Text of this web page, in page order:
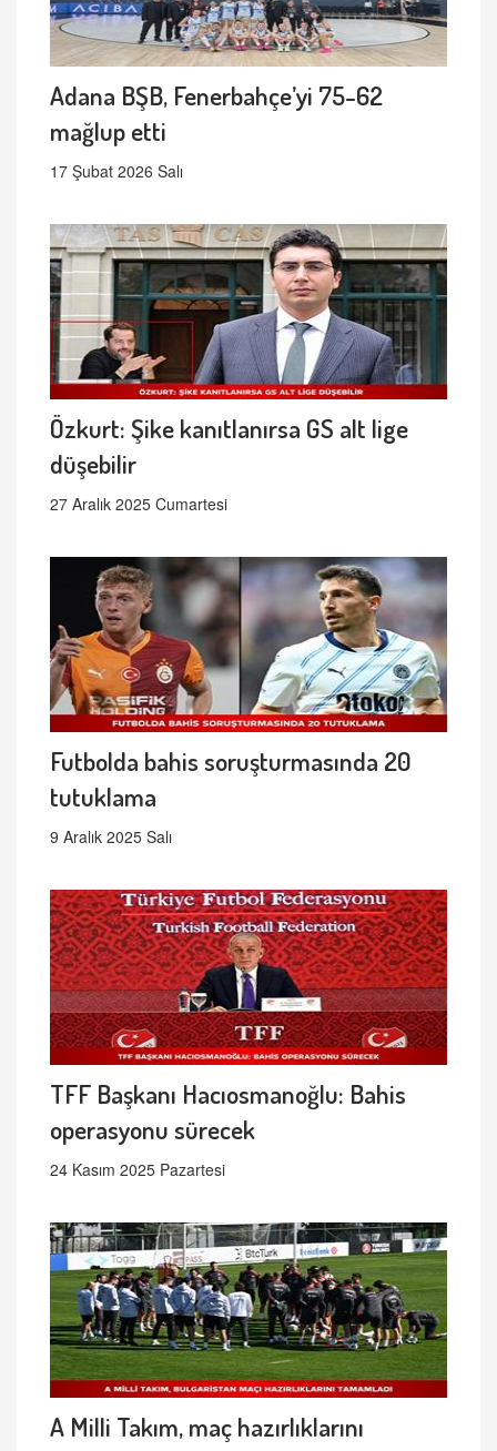
Adana BŞB, Fenerbahçe’yi 75-62
mağlup etti
17 Şubat 2026 Salı
Özkurt: Şike kanıtlanırsa GS alt lige
düşebilir
27 Aralık 2025 Cumartesi
Futbolda bahis soruşturmasında 20
tutuklama
9 Aralık 2025 Salı
TFF Başkanı Hacıosmanoğlu: Bahis
operasyonu sürecek
24 Kasım 2025 Pazartesi
A Milli Takım, maç hazırlıklarını